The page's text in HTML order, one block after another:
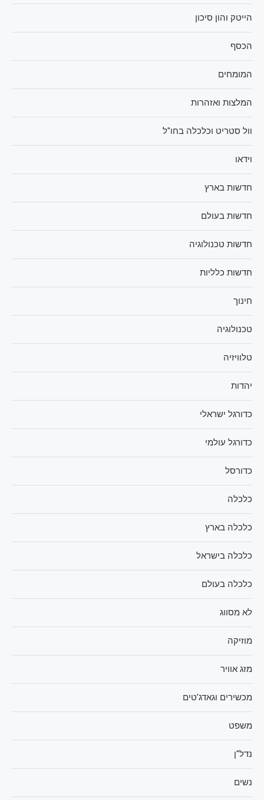
הייטק והון סיכון
הכסף
המומחים
המלצות ואזהרות
וול סטריט וכלכלה בחו"ל
וידאו
חדשות בארץ
חדשות בעולם
חדשות טכנולוגיה
חדשות כלליות
חינוך
טכנולוגיה
טלוויזיה
יהדות
כדורגל ישראלי
כדורגל עולמי
כדורסל
כלכלה
כלכלה בארץ
כלכלה בישראל
כלכלה בעולם
לא מסווג
מוזיקה
מזג אוויר
מכשירים וגאדג'טים
משפט
נדל"ן
נשים